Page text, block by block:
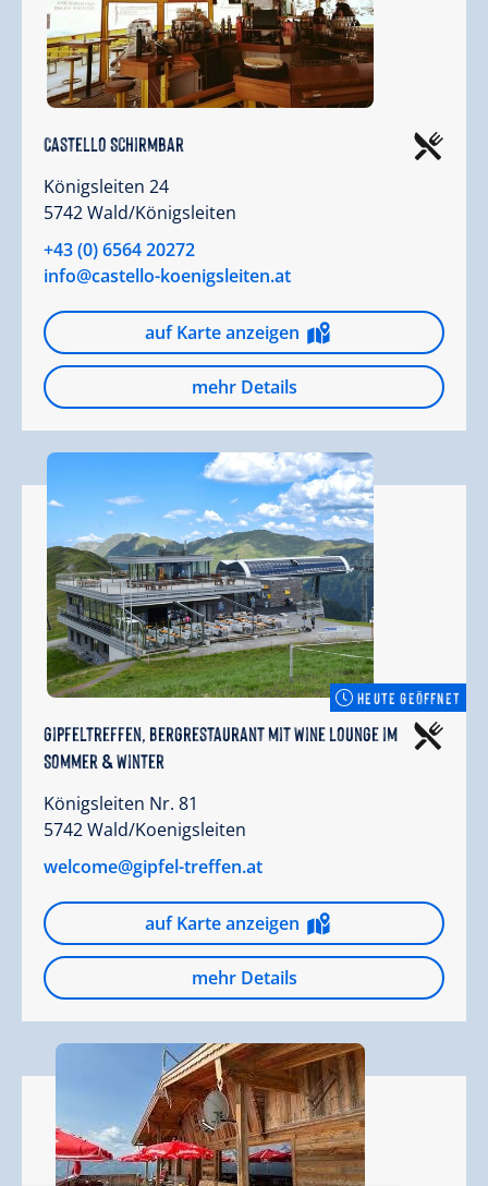
Castello Schirmbar
Königsleiten 24
5742 Wald/Königsleiten
+43 (0) 6564 20272
info@castello-koenigsleiten.at
auf Karte anzeigen
mehr Details
HEUTE GEÖFFNET
Gipfeltreffen, Bergrestaurant mit Wine Lounge im
Sommer & Winter
Königsleiten Nr. 81
5742 Wald/Koenigsleiten
welcome@gipfel-treffen.at
auf Karte anzeigen
mehr Details